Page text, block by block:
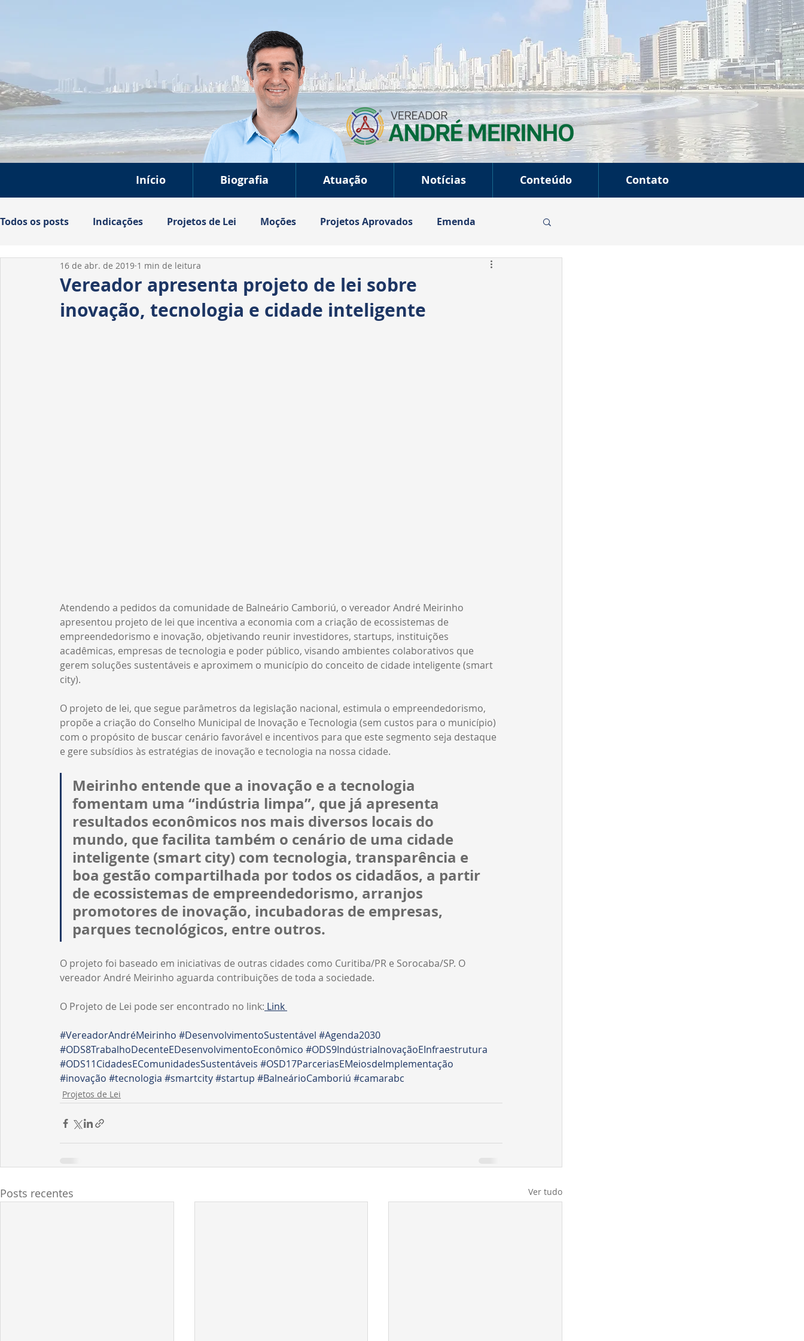
Início Biografia Atuação Notícias Conteúdo Contato
Todos os posts Indicações Projetos de Lei Moções Projetos Aprovados Emenda
Homenagens Fiscalização Tribuna livre
Vereador apresenta projeto de lei sobre
inovação, tecnologia e cidade inteligente
16 de abr. de 2019 1 min de leitura
Atendendo a pedidos da comunidade de Balneário Camboriú, o vereador André Meirinho
apresentou projeto de lei que incentiva a economia com a criação de ecossistemas de
empreendedorismo e inovação, objetivando reunir investidores, startups, instituições
acadêmicas, empresas de tecnologia­ e poder público, visando ambientes colaborativos que
gerem soluções sustentáveis e aproximem o município do conceito de cidade inteligente (smart
city).
O projeto de lei, que segue parâmetros da legislação nacional, estimula o empreendedorismo,
propõe a criação do Conselho Municipal de Inovação e Tecnologia (sem custos para o município)
com o propósito de buscar cenário favorável e incentivos para que este segmento seja destaque
e gere subsídios às estratégias de inovação e tecnologia na nossa cidade.
Meirinho entende que a inovação e a tecnologia
fomentam uma “indústria limpa”, que já apresenta
resultados econômicos nos mais diversos locais do
mundo, que facilita também o cenário de uma cidade
inteligente (smart city) com tecnologia, transparência e
boa gestão compartilhada por todos os cidadãos, a partir
de ecossistemas de empreendedorismo, arranjos
promotores de inovação, incubadoras de empresas,
parques tecnológicos, entre outros.
O projeto foi baseado em iniciativas de outras cidades como Curitiba/PR e Sorocaba/SP. O
vereador André Meirinho aguarda contribuições de toda a sociedade.
O Projeto de Lei pode ser encontrado no link: Link
#VereadorAndréMeirinho #DesenvolvimentoSustentável #Agenda2030
#ODS8TrabalhoDecenteEDesenvolvimentoEconômico #ODS9IndústriaInovaçãoEInfraestrutura
#ODS11CidadesEComunidadesSustentáveis #OSD17ParceriasEMeiosdeImplementação
#inovação #tecnologia #smartcity#startup #BalneárioCamboriú #camarabc
Projetos de Lei
Posts recentes Ver tudo